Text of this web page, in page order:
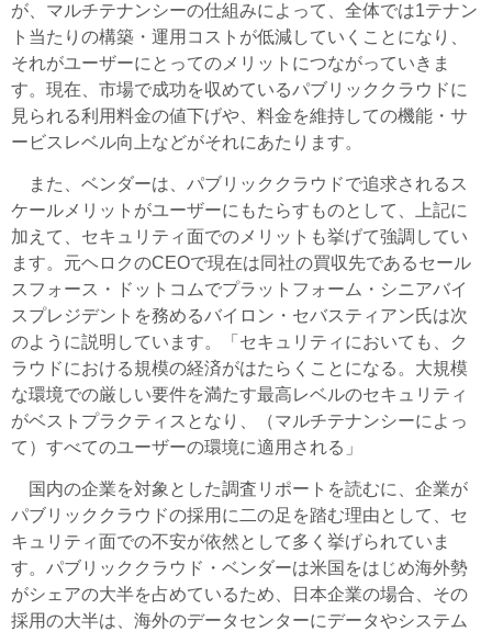
が、マルチテナンシーの仕組みによって、全体では1テナン
ト当たりの構築・運用コストが低減していくことになり、
それがユーザーにとってのメリットにつながっていきま
す。現在、市場で成功を収めているパブリッククラウドに
見られる利用料金の値下げや、料金を維持しての機能・サ
ービスレベル向上などがそれにあたります。
また、ベンダーは、パブリッククラウドで追求されるス
ケールメリットがユーザーにもたらすものとして、上記に
加えて、セキュリティ面でのメリットも挙げて強調してい
ます。元ヘロクのCEOで現在は同社の買収先であるセール
スフォース・ドットコムでプラットフォーム・シニアバイ
スプレジデントを務めるバイロン・セバスティアン氏は次
のように説明しています。「セキュリティにおいても、ク
ラウドにおける規模の経済がはたらくことになる。大規模
な環境での厳しい要件を満たす最高レベルのセキュリティ
がベストプラクティスとなり、（マルチテナンシーによっ
て）すべてのユーザーの環境に適用される」
国内の企業を対象とした調査リポートを読むに、企業が
パブリッククラウドの採用に二の足を踏む理由として、セ
キュリティ面での不安が依然として多く挙げられていま
す。パブリッククラウド・ベンダーは米国をはじめ海外勢
がシェアの大半を占めているため、日本企業の場合、その
採用の大半は、海外のデータセンターにデータやシステム